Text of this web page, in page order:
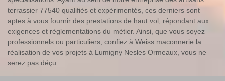
terrassier 77540 qualifiés et expérimentés, ces derniers sont
aptes à vous fournir des prestations de haut vol, répondant aux
exigences et réglementations du métier. Ainsi, que vous soyez
professionnels ou particuliers, confiez à Weiss maconnerie la
réalisation de vos projets à Lumigny Nesles Ormeaux, vous ne
serez pas déçu.